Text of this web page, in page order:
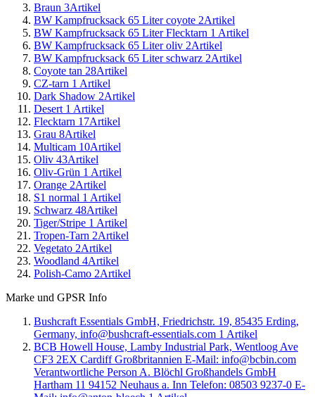
Braun 3Artikel
BW Kampfrucksack 65 Liter coyote 2Artikel
BW Kampfrucksack 65 Liter Flecktarn 1 Artikel
BW Kampfrucksack 65 Liter oliv 2Artikel
BW Kampfrucksack 65 Liter schwarz 2Artikel
Coyote tan 28Artikel
CZ-tarn 1 Artikel
Dark Shadow 2Artikel
Desert 1 Artikel
Flecktarn 17Artikel
Grau 8Artikel
Multicam 10Artikel
Oliv 43Artikel
Oliv-Grün 1 Artikel
Orange 2Artikel
S1 normal 1 Artikel
Schwarz 48Artikel
Tiger/Stripe 1 Artikel
Tropen-Tarn 2Artikel
Vegetato 2Artikel
Woodland 4Artikel
Polish-Camo 2Artikel
Marke und GPSR Info
Bushcraft Essentials GmbH, Friedrichstr. 19, 85435 Erding,
Germany, info@bushcraft-essentials.com 1 Artikel
BCB Howell House, Lamby Industrial Park, Wentloog Ave
CF3 2EX Cardiff Großbritannien E-Mail: info@bcbin.com
Verantwortliche Person A. Blöchl Großhandels GmbH
Hartham 11 94152 Neuhaus a. Inn Telefon: 08503 9237-0 E-